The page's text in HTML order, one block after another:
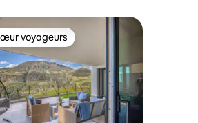
voyageurs
voyageurs